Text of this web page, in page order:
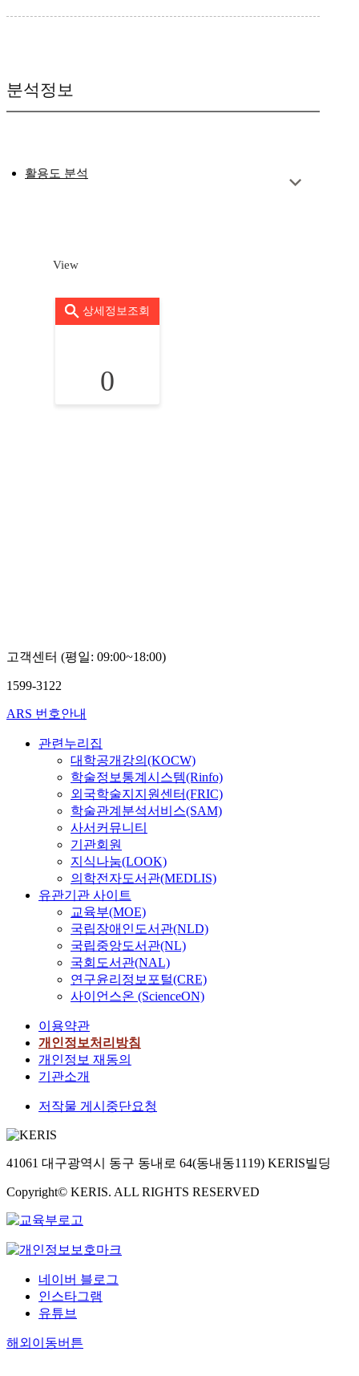
분석정보
활용도 분석
View
상세정보조회
0
고객센터 (평일: 09:00~18:00)
1599-3122
ARS 번호안내
관련누리집
대학공개강의(KOCW)
학술정보통계시스템(Rinfo)
외국학술지지원센터(FRIC)
학술관계분석서비스(SAM)
사서커뮤니티
기관회원
지식나눔(LOOK)
의학전자도서관(MEDLIS)
유관기관 사이트
교육부(MOE)
국립장애인도서관(NLD)
국립중앙도서관(NL)
국회도서관(NAL)
연구윤리정보포털(CRE)
사이언스온 (ScienceON)
이용약관
개인정보처리방침
개인정보 재동의
기관소개
저작물 게시중단요청
41061 대구광역시 동구 동내로 64(동내동1119) KERIS빌딩
Copyright© KERIS. ALL RIGHTS RESERVED
네이버 블로그
인스타그램
유튜브
해외이동버튼